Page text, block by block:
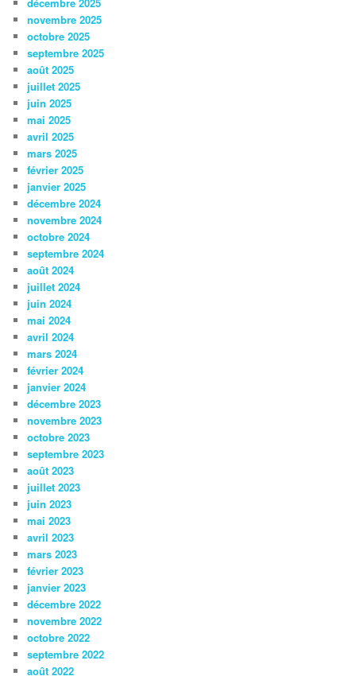
novembre 2025
octobre 2025
septembre 2025
août 2025
juillet 2025
juin 2025
mai 2025
avril 2025
mars 2025
février 2025
janvier 2025
décembre 2024
novembre 2024
octobre 2024
septembre 2024
août 2024
juillet 2024
juin 2024
mai 2024
avril 2024
mars 2024
février 2024
janvier 2024
décembre 2023
novembre 2023
octobre 2023
septembre 2023
août 2023
juillet 2023
juin 2023
mai 2023
avril 2023
mars 2023
février 2023
janvier 2023
décembre 2022
novembre 2022
octobre 2022
septembre 2022
août 2022